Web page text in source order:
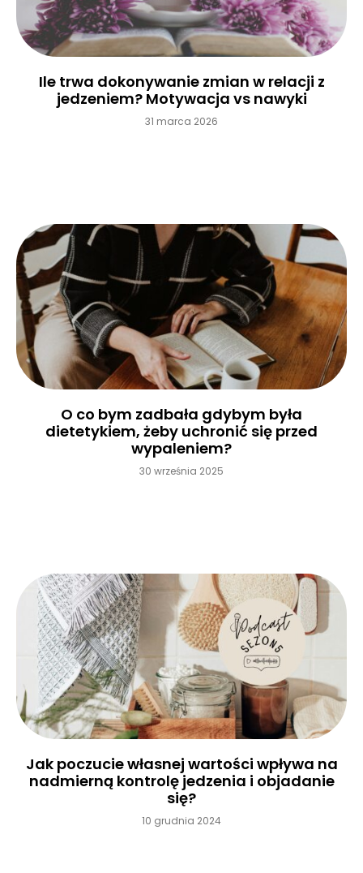
Ile trwa dokonywanie zmian w relacji z
jedzeniem? Motywacja vs nawyki
31 marca 2026
O co bym zadbała gdybym była
dietetykiem, żeby uchronić się przed
wypaleniem?
30 września 2025
Jak poczucie własnej wartości wpływa na
nadmierną kontrolę jedzenia i objadanie
się?
10 grudnia 2024